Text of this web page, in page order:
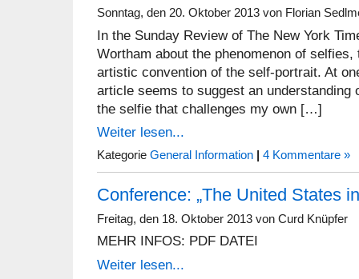
Sonntag, den 20. Oktober 2013 von Florian
In the Sunday Review of The New York
Wortham about the phenomenon of
artistic convention of the self-portrait. At
article seems to suggest an understanding
the selfie that challenges my own […]
Weiter lesen...
Kategorie General Information 4 Kommentare »
Conference: „The United States
Freitag, den 18. Oktober 2013 von Curd Knüpfer
MEHR INFOS: PDF DATEI
Weiter lesen...